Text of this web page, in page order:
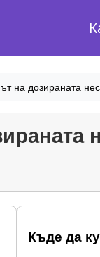
на дозираната
Къде да